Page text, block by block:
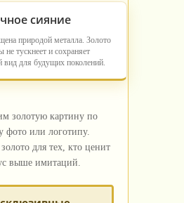
сияние
природой металла. Золото
не тускнеет и сохраняет
вид для будущих поколений.
золотую картину по
фото или логотипу.
для тех, кто ценит
выше имитаций.